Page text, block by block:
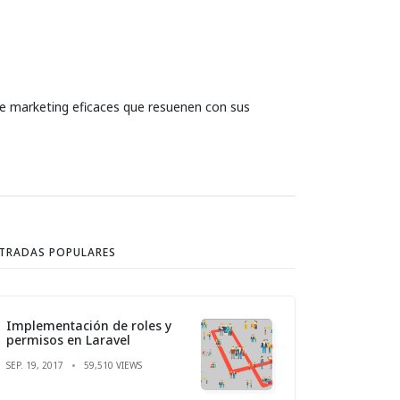
marketing eficaces que resuenen con sus
POPULARES
Implementación de roles y
permisos en Laravel
SEP. 19, 2017 59,510 VIEWS